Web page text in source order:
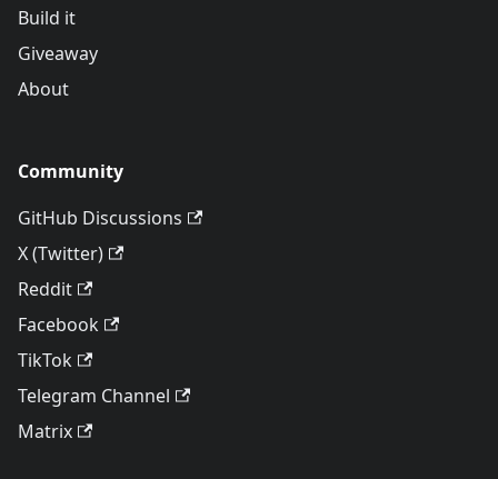
Build it
Giveaway
About
Community
GitHub Discussions
X (Twitter)
Reddit
Facebook
TikTok
Telegram Channel
Matrix